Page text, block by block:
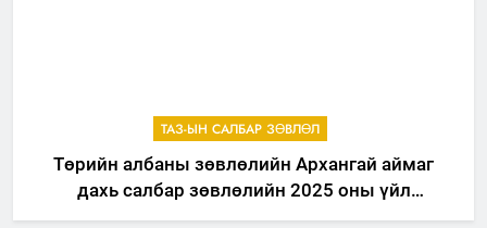
ТАЗ-ЫН САЛБАР ЗӨВЛӨЛ
Төрийн албаны зөвлөлийн Архангай аймаг
дахь салбар зөвлөлийн 2025 оны үйл
ажиллагааны жилийн төлөвлөгөө